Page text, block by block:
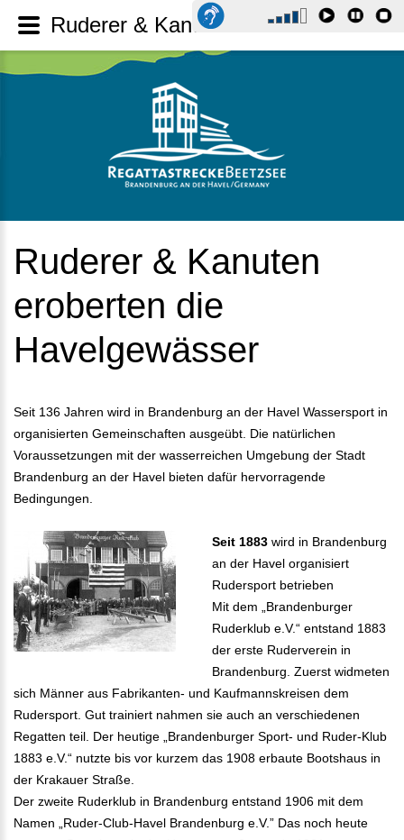
Ruderer & Kanuten
eroberten die
Havelgewässer
Seit 136 Jahren wird in Brandenburg an der Havel Wassersport in
organisierten Gemeinschaften ausgeübt. Die natürlichen
Voraussetzungen mit der wasserreichen Umgebung der Stadt
Brandenburg an der Havel bieten dafür hervorragende
Bedingungen.
Seit 1883 wird in Brandenburg
an der Havel organisiert
Rudersport betrieben
Mit dem „Brandenburger
Ruderklub e.V.“ entstand 1883
der erste Ruderverein in
Brandenburg. Zuerst widmeten
sich Männer aus Fabrikanten- und Kaufmannskreisen dem
Rudersport. Gut trainiert nahmen sie auch an verschiedenen
Regatten teil. Der heutige „Brandenburger Sport- und Ruder-Klub
1883 e.V.“ nutzte bis vor kurzem das 1908 erbaute Bootshaus in
der Krakauer Straße.
Der zweite Ruderklub in Brandenburg entstand 1906 mit dem
Namen „Ruder-Club-Havel Brandenburg e.V.” Das noch heute
Ruderer & Kanuten eroberten die Havelgewässer